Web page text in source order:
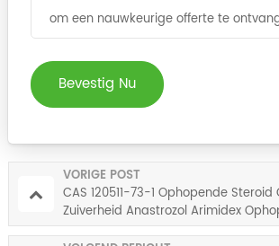
Bevestig Nu
VORIGE POST
CAS 120511-73-1 Ophopende Steroid
Zuiverheid Anastrozol Arimidex
Cyclussteroïden